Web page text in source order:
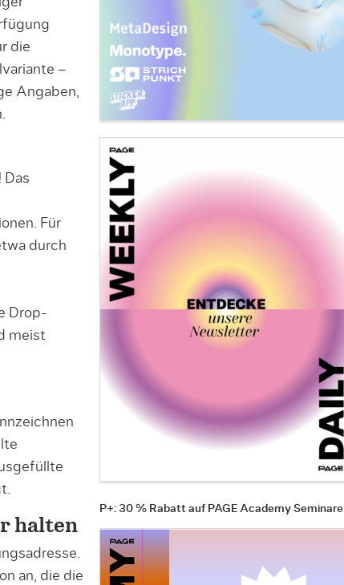
die
–
Angaben,
Das
Für
durch
Drop-
meist
halten
an, die die
P+: 30 % Rabatt auf PAGE Academy Seminare